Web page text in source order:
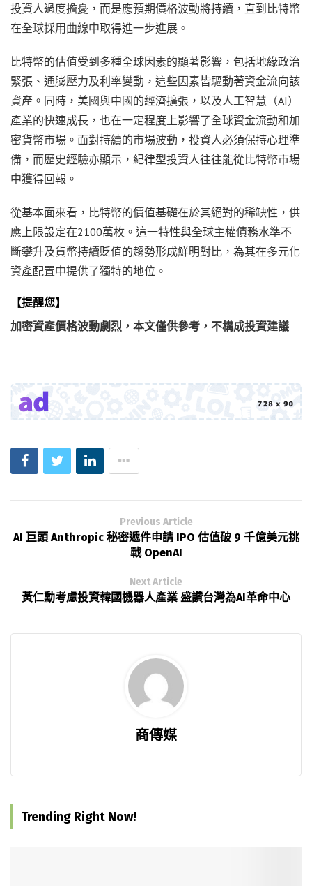
投資人過度擔憂，而是應預期價格波動將持續，直到比特幣
在全球採用曲線中取得進一步進展。
比特幣的估值受到多種全球因素的顯著影響，包括地緣政治
緊張、通膨壓力及利率變動，這些因素皆驅動著資金流向該
資產。同時，美國與中國的經濟擴張，以及人工智慧（AI）
產業的快速成長，也在一定程度上影響了全球資金流動和加
密貨幣市場。面對持續的市場波動，投資人必須保持心理準
備，而歷史經驗亦顯示，紀律型投資人往往能從比特幣市場
中獲得回報。
從基本面來看，比特幣的價值基礎在於其絕對的稀缺性，供
應上限設定在2100萬枚。這一特性與全球主權債務水準不
斷攀升及貨幣持續貶值的趨勢形成鮮明對比，為其在多元化
資產配置中提供了獨特的地位。
【提醒您】
加密資產價格波動劇烈，本文僅供參考，不構成投資建議
Previous Article
AI 巨頭 Anthropic 秘密遞件申請 IPO 估值破 9 千億美元挑
戰 OpenAI
Next Article
黃仁勳考慮投資韓國機器人產業 盛讚台灣為AI革命中心
商傳媒
Trending Right Now!